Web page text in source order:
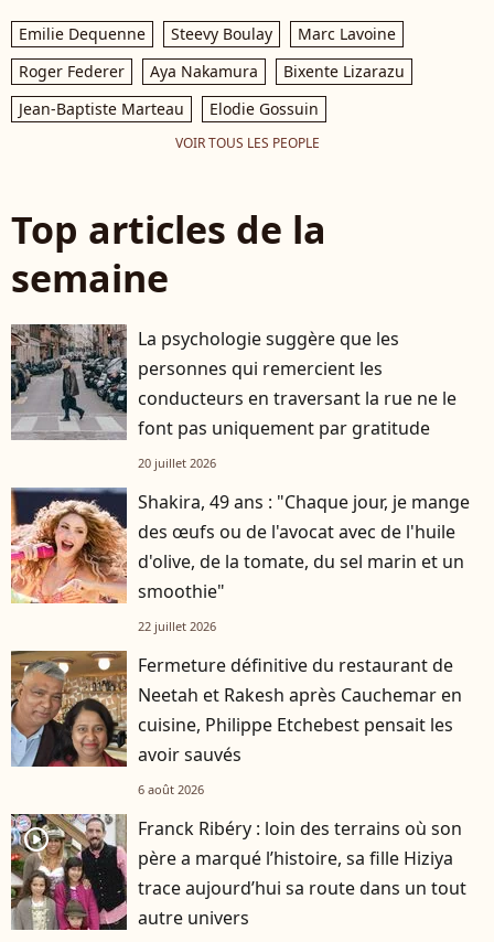
Emilie Dequenne Steevy Boulay
Marc Lavoine
Roger Federer
Aya Nakamura
Bixente Lizarazu
Jean-Baptiste Marteau
Elodie Gossuin
VOIR TOUS LES PEOPLE
Top articles de la
semaine
La psychologie suggère que les
personnes qui remercient les
conducteurs en traversant la rue ne le
font pas uniquement par gratitude
20 juillet 2026
Shakira, 49 ans : "Chaque jour, je mange
des œufs ou de l'avocat avec de l'huile
d'olive, de la tomate, du sel marin et un
smoothie"
22 juillet 2026
Fermeture définitive du restaurant de
Neetah et Rakesh après Cauchemar en
cuisine, Philippe Etchebest pensait les
avoir sauvés
6 août 2026
player2
Franck Ribéry : loin des terrains où son
père a marqué l’histoire, sa fille Hiziya
trace aujourd’hui sa route dans un tout
autre univers